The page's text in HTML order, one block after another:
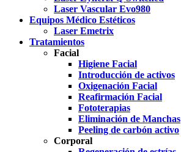
Laser Vascular Evo980
Equipos Médico Estéticos
Laser Emetrix
Tratamientos
Facial
Higiene Facial
Introducción de activos
Oxigenación Facial
Reafirmación Facial
Fototerapias
Eliminación de Manchas
Peeling de carbón activo
Corporal